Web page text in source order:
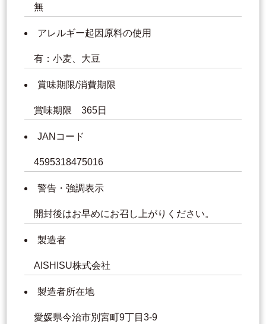
無
アレルギー起因原料の使用
有：小麦、大豆
賞味期限/消費期限
賞味期限 365日
JANコード
4595318475016
警告・強調表示
開封後はお早めにお召し上がりください。
製造者
AISHISU株式会社
製造者所在地
愛媛県今治市別宮町9丁目3-9